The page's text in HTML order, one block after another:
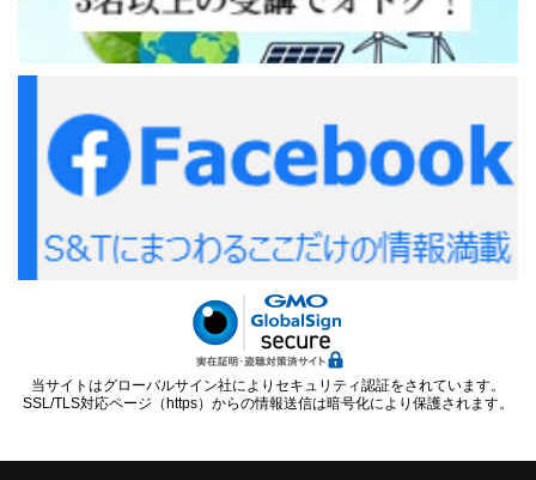
当サイトはグローバルサイン社によりセキュリティ認証をされています。
SSL/TLS対応ページ（https）からの情報送信は暗号化により保護されます。